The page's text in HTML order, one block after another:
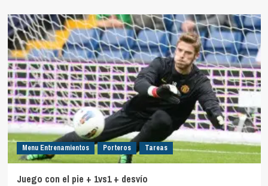
Fuerza
Velocidad:
Doble
acción
técnica
asociada
específica
1
y
2
Menu Entrenamientos Porteros Tareas
Juego con el pie + 1vs1 + desvío